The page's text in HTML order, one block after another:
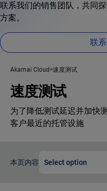
联系我们的销售团队，共同
方案。
联
Akamai Cloud 速度测试
速度测试
为了降低测试延迟并加快
客户最近的托管设施
本页内容 Select option